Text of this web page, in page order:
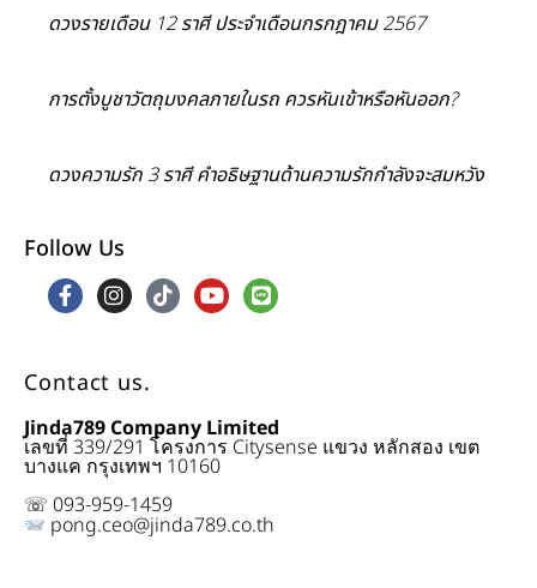
ดวงรายเดือน 12 ราศี ประจำเดือนกรกฎาคม 2567
การตั้งบูชาวัตถุมงคลภายในรถ ควรหันเข้าหรือหันออก?
ดวงความรัก 3 ราศี คำอธิษฐานด้านความรักกำลังจะสมหวัง
Follow Us
Contact us.
Jinda789 Company Limited
เลขที่ 339/291 โครงการ Citysense แขวง หลักสอง เขต
บางแค กรุงเทพฯ 10160
☏ 093-959-1459
pong.ceo@jinda789.co.th